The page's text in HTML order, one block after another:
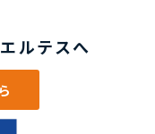
ルテスへ